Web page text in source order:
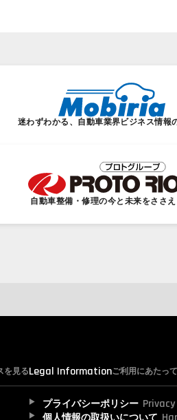
迷わずわかる、自動車業界ビジネス情報
自動車整備・修理の今と未来をささえ
を見るLegal Informationご利用にあたって
プライバシーポリシー
個人情報の取扱いについて